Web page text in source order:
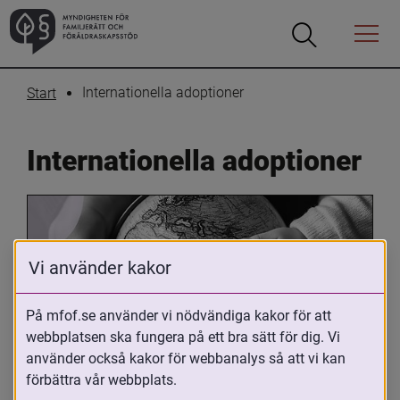
Öppna
Öppna
Menyn
Start Internationella adoptioner
Internationella adoptioner
Oavsett om du är adopterad,
adoptivförälder eller arbetar med
Vi använder kakor
På mfof.se använder vi nödvändiga kakor för att
webbplatsen ska fungera på ett bra sätt för dig. Vi
använder också kakor för webbanalys så att vi kan
förbättra vår webbplats.